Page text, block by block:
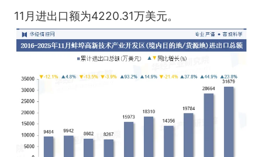
11月进出口额为4220.31万美元。